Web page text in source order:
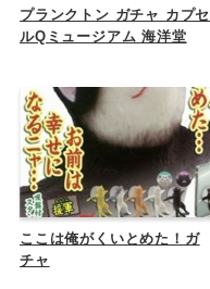
プランクトン ガチャ カプセ
ルQミュージアム 海洋堂
ここは俺がくいとめた！ガ
チャ